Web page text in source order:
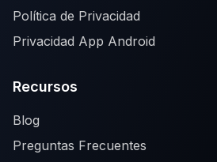
Política de Privacidad
Privacidad App Android
Recursos
Blog
Preguntas Frecuentes